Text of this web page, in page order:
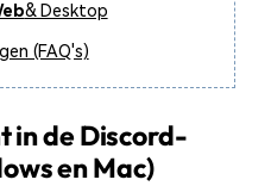
& Desktop
(FAQ's)
in de Discord-
en Mac)